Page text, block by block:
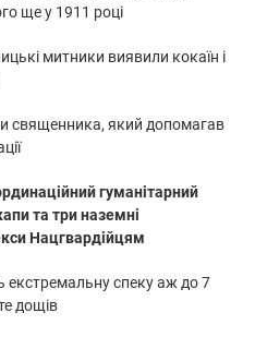
ще у 1911 році
митники виявили кокаїн і
священника, який допомагав
гуманітарний
та три наземні
Нацгвардійцям
екстремальну спеку аж до 7
дощів